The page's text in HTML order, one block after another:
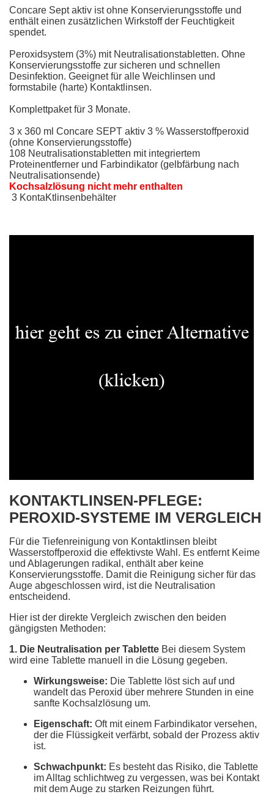
Concare Sept aktiv ist ohne Konservierungsstoffe und
enthält einen zusätzlichen Wirkstoff der Feuchtigkeit
spendet.
Peroxidsystem (3%) mit Neutralisationstabletten. Ohne
Konservierungsstoffe zur sicheren und schnellen
Desinfektion. Geeignet für alle Weichlinsen und
formstabile (harte) Kontaktlinsen.
Komplettpaket für 3 Monate.
3 x 360 ml Concare SEPT aktiv 3 % Wasserstoffperoxid
(ohne Konservierungsstoffe)
108 Neutralisationstabletten mit integriertem
Proteinentferner und Farbindikator (gelbfärbung nach
Neutralisationsende)
Kochsalzlösung nicht mehr enthalten
3 KontaKtlinsenbehälter
KONTAKTLINSEN-PFLEGE:
PEROXID-SYSTEME IM VERGLEICH
Für die Tiefenreinigung von Kontaktlinsen bleibt
Wasserstoffperoxid die effektivste Wahl. Es entfernt Keime
und Ablagerungen radikal, enthält aber keine
Konservierungsstoffe. Damit die Reinigung sicher für das
Auge abgeschlossen wird, ist die Neutralisation
entscheidend.
Hier ist der direkte Vergleich zwischen den beiden
gängigsten Methoden:
1. Die Neutralisation per Tablette Bei diesem System
wird eine Tablette manuell in die Lösung gegeben.
Wirkungsweise: Die Tablette löst sich auf und
wandelt das Peroxid über mehrere Stunden in eine
sanfte Kochsalzlösung um.
Eigenschaft: Oft mit einem Farbindikator versehen,
der die Flüssigkeit verfärbt, sobald der Prozess aktiv
ist.
Schwachpunkt: Es besteht das Risiko, die Tablette
im Alltag schlichtweg zu vergessen, was bei Kontakt
mit dem Auge zu starken Reizungen führt.